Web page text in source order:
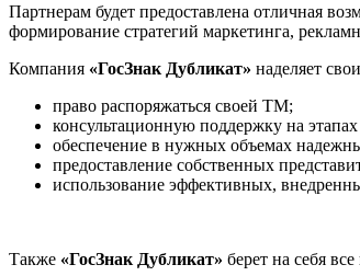
Партнерам будет предоставлена отличная
формирование стратегий маркетинга,
Компания «ГосЗнак Дубликат» наделяет
право распоряжаться своей ТМ;
консультационную поддержку на
обеспечение в нужных объемах
предоставление собственных
использование эффективных,
Также «ГосЗнак Дубликат» берет на себя